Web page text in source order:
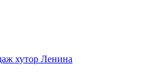
хутор Ленина